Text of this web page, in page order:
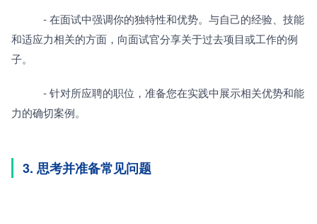
- 在面试中强调你的独特性和优势。与自己的经验、技能
和适应力相关的方面，向面试官分享关于过去项目或工作的例
子。
- 针对所应聘的职位，准备您在实践中展示相关优势和能
力的确切案例。
3. 思考并准备常见问题